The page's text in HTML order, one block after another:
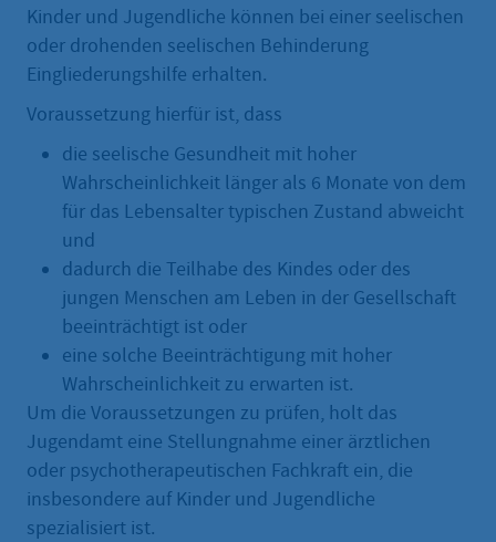
Kinder und Jugendliche können bei einer seelischen
oder drohenden seelischen Behinderung
Eingliederungshilfe erhalten.
Voraussetzung hierfür ist, dass
die seelische Gesundheit mit hoher
Wahrscheinlichkeit länger als 6 Monate von dem
für das Lebensalter typischen Zustand abweicht
und
dadurch die Teilhabe des Kindes oder des
jungen Menschen am Leben in der Gesellschaft
beeinträchtigt ist oder
eine solche Beeinträchtigung mit hoher
Wahrscheinlichkeit zu erwarten ist.
Um die Voraussetzungen zu prüfen, holt das
Jugendamt eine Stellungnahme einer ärztlichen
oder psychotherapeutischen Fachkraft ein, die
insbesondere auf Kinder und Jugendliche
spezialisiert ist.